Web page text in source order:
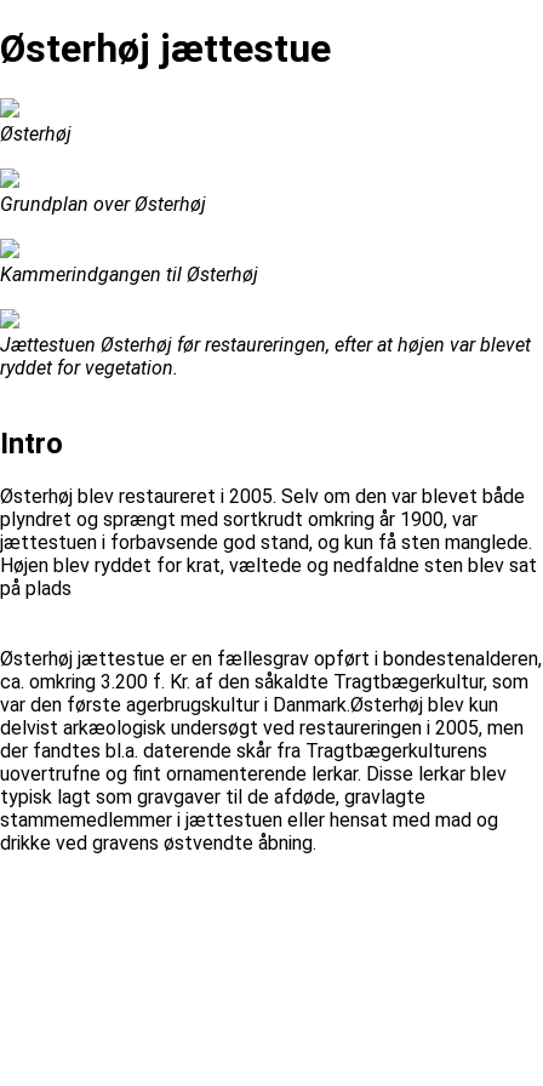
Østerhøj jættestue
Østerhøj
Grundplan over Østerhøj
Kammerindgangen til Østerhøj
Jættestuen Østerhøj før restaureringen, efter at højen var blevet
ryddet for vegetation.
Intro
Østerhøj blev restaureret i 2005. Selv om den var blevet både
plyndret og sprængt med sortkrudt omkring år 1900, var
jættestuen i forbavsende god stand, og kun få sten manglede.
Højen blev ryddet for krat, væltede og nedfaldne sten blev sat
på plads
Østerhøj jættestue er en fællesgrav opført i bondestenalderen,
ca. omkring 3.200 f. Kr. af den såkaldte Tragtbægerkultur, som
var den første agerbrugskultur i Danmark.Østerhøj blev kun
delvist arkæologisk undersøgt ved restaureringen i 2005, men
der fandtes bl.a. daterende skår fra Tragtbægerkulturens
uovertrufne og fint ornamenterende lerkar. Disse lerkar blev
typisk lagt som gravgaver til de afdøde, gravlagte
stammemedlemmer i jættestuen eller hensat med mad og
drikke ved gravens østvendte åbning.